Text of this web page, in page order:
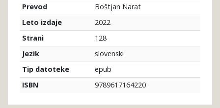
Prevod
Boštjan Narat
Leto izdaje
2022
Strani
128
Jezik
slovenski
Tip datoteke
epub
ISBN
9789617164220